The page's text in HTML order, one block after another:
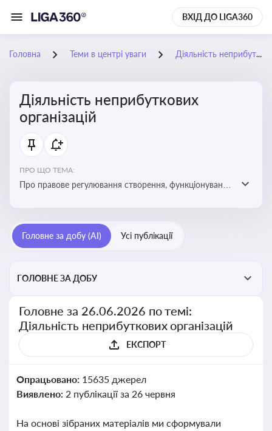
ВХІД ДО LIGA360
Головна Теми в центрі уваги Діяльність неприбуткових організацій
Діяльність неприбуткових
організацій
ПРО ЩО ТЕМА:
Про правове регулювання створення, функціонування
Головне за добу (AI) Усі публікації
ГОЛОВНЕ ЗА ДОБУ
Головне за 26.06.2026 по темі:
Діяльність неприбуткових організацій
ЕКСПОРТ
Опрацьовано: 15635 джерел
Виявлено: 2 публікації за 26 червня
На основі зібраних матеріалів ми сформували